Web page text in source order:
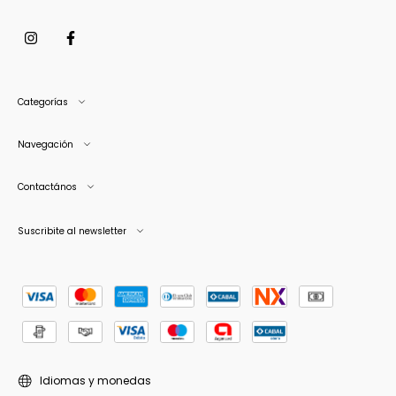
Categorías
Navegación
Contactános
Suscribite al newsletter
Idiomas y monedas